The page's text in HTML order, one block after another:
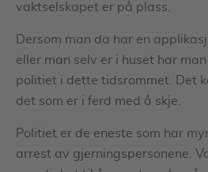
vaktselskapet er på plass.
Dersom man da har en
eller man selv er i huset har
politiet i dette tidsrommet. Det
det som er i ferd med å skje.
Politiet er de eneste som har
arrest av gjerningspersonene.